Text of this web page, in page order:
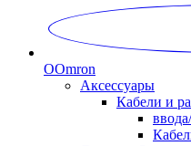
OOmron
Аксессуары
Кабели и